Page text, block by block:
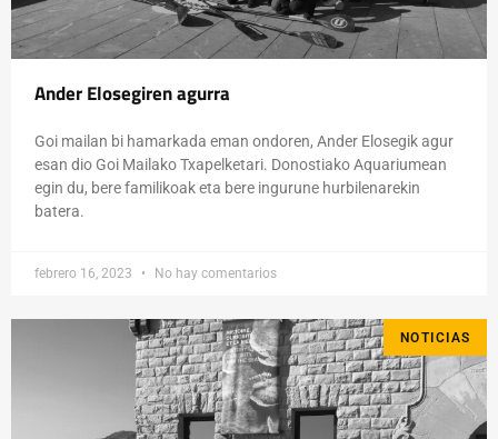
Ander Elosegiren agurra
Goi mailan bi hamarkada eman ondoren, Ander Elosegik agur
esan dio Goi Mailako Txapelketari. Donostiako Aquariumean
egin du, bere familikoak eta bere ingurune hurbilenarekin
batera.
febrero 16, 2023 No hay comentarios
NOTICIAS